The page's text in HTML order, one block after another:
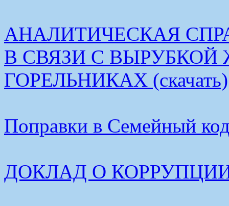
АНАЛИТИЧЕСКАЯ
В СВЯЗИ С
ГОРЕЛЬНИКАХ (скачать)
Поправки в Семейный
ДОКЛАД О КОРРУПЦИИ